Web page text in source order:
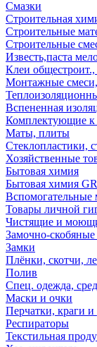
Смазки
Строительная
Строительные
Строительные
Известь,паста
Клеи общестроит.,
Монтажные
Вспененная
Комплектующие к
Маты, плиты
Стеклопластики,
Хозяйственные
Бытовая химия
Бытовая химия
Вспомогательные
Товары личной
Чистящие и
Замочно-скобяные
Замки
Плёнки, скотчи,
Полив
Спец. одежда,
Маски и очки
Перчатки, краги
Респираторы
Текстильная